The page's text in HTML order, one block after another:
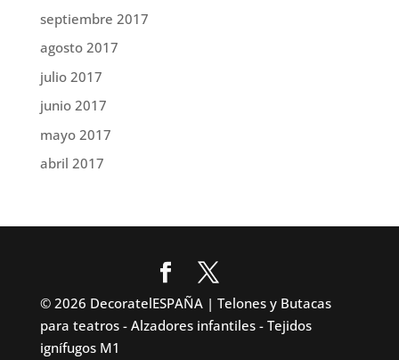
septiembre 2017
agosto 2017
julio 2017
junio 2017
mayo 2017
abril 2017
© 2026 DecoratelESPAÑA | Telones y Butacas
para teatros - Alzadores infantiles - Tejidos
ignífugos M1